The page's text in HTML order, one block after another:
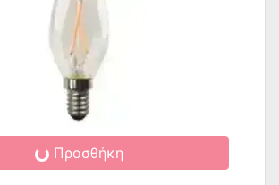
Προσθήκη